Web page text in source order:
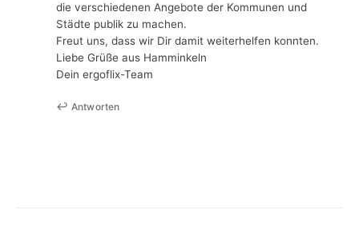
die verschiedenen Angebote der Kommunen und
Städte publik zu machen.
Freut uns, dass wir Dir damit weiterhelfen konnten.
Liebe Grüße aus Hamminkeln
Dein ergoflix-Team
Antworten